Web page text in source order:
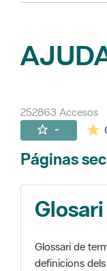
252863 Accesos
-
Páginas
Glosari
Glossari de
definicions